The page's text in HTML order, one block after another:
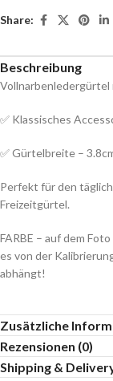
Share:
Beschreibung
✅ Klassisches
✅ Gürtelbreite –
Perfekt für den
Freizeitgürtel.
FARBE – auf dem
es von der
abhängt!
Zusätzliche
Rezensionen (0)
Shipping &